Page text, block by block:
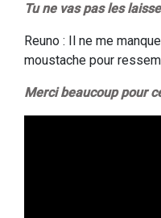
Tu ne vas pas les
Reuno : Il ne me
moustache pour
Merci beaucoup pour